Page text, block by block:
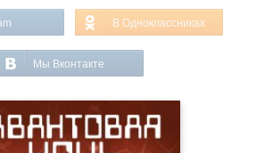
В Одноклассниках
Мы Вконтакте